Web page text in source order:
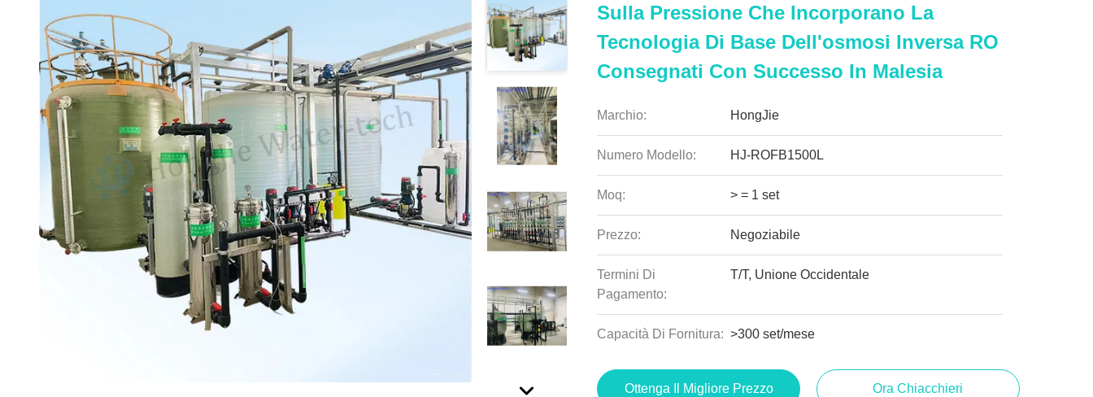
Sulla Pressione Che Incorporano La
Tecnologia Di Base Dell'osmosi Inversa RO
Consegnati Con Successo In Malesia
Marchio: HongJie
Numero Modello: HJ-ROFB1500L
Moq: > = 1 set
Prezzo: Negoziabile
Termini Di
Pagamento:
T/T, Unione Occidentale
Capacità Di Fornitura: >300 set/mese
Ottenga Il Migliore Prezzo Ora Chiacchieri